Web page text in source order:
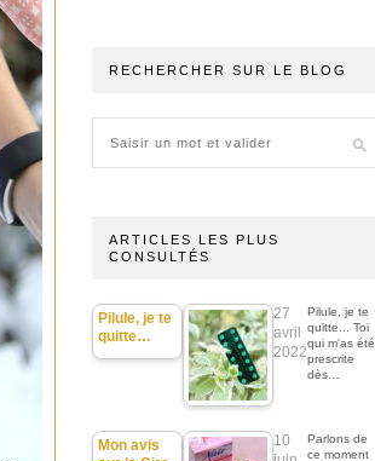
RECHERCHER SUR LE BLOG
ARTICLES LES PLUS
CONSULTÉS
Pilule, je te
quitte…
27
avril
2022
Pilule, je te
quitte... Toi
qui m'as été
prescrite
dès…
Mon avis
10
Parlons de
ce moment